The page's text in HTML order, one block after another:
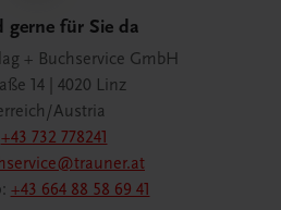
gerne für Sie da
+ Buchservice GmbH
14 | 4020 Linz
Austria
+43 732 778241
+43 664 88 58 69 41